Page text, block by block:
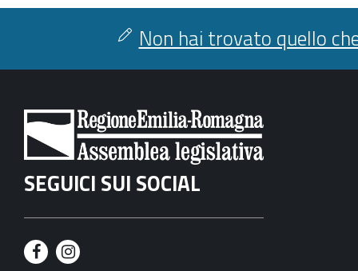
Non hai trovato quello
SEGUICI SUI SOCIAL
F I